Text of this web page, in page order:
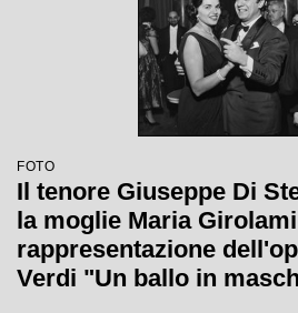
FOTO
Il tenore Giuseppe Di
la moglie Maria
rappresentazione
Verdi "Un ballo in